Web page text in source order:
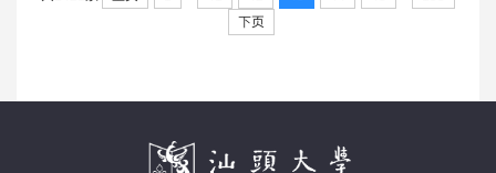
康医生集团有限公司董事长吴挺，...
下页